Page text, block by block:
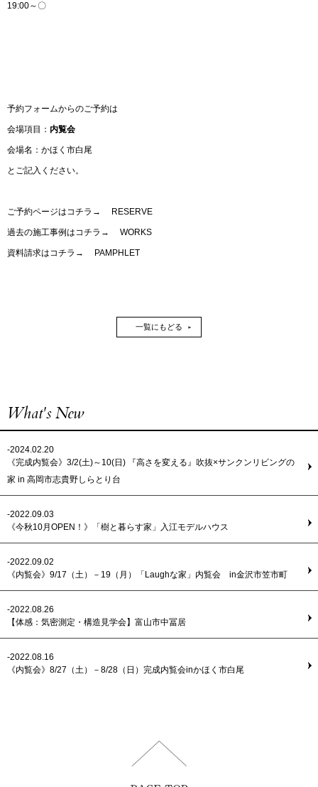
19:00～〇
予約フォームからのご予約は
会場項目： 内覧会
会場名：かほく市白尾
とご記入ください。
ご予約ページはコチラ→ RESERVE
過去の施工事例はコチラ→ WORKS
資料請求はコチラ→ PAMPHLET
一覧にもどる
What's New
-2024.02.20
《完成内覧会》3/2(土)～10(日) 『高さを変える』吹抜×サンクンリビングの
家 in 高岡市志貴野しらとり台
-2022.09.03
《今秋10月OPEN！》「樹と暮らす家」入江モデルハウス
-2022.09.02
《内覧会》9/17（土）－19（月）「Laughな家」内覧会 in金沢市笠市町
-2022.08.26
【体感：気密測定・構造見学会】富山市中冨居
-2022.08.16
《内覧会》8/27（土）－8/28（日）完成内覧会inかほく市白尾